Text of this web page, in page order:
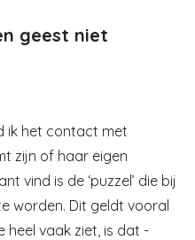
geest niet
ik het contact met
zijn of haar eigen
vind is de ‘puzzel’ die bij
worden. Dit geldt vooral
heel vaak ziet, is dat -